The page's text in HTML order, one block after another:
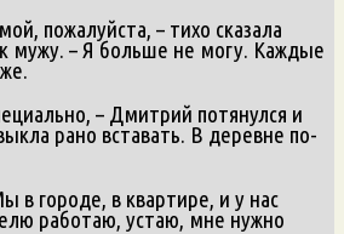
пожалуйста, – тихо сказала
мужу. – Я больше не могу. Каждые
– Дмитрий потянулся и
рано вставать. В деревне по-
в городе, в квартире, и у нас
работаю, устаю, мне нужно